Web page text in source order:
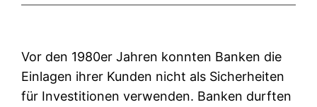
Vor den 1980er Jahren konnten Banken die
Einlagen ihrer Kunden nicht als Sicherheiten
für Investitionen verwenden. Banken durften